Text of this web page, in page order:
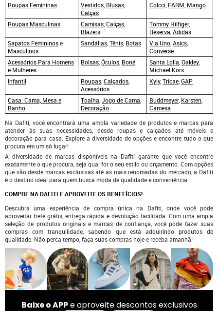
Roupas Femininas
Vestidos Blusas
Calças
Colcci FARM Mango
Roupas Masculinas Camisas Calças
Blazers
Tommy Hilfiger,
Reserva Adidas
Sapatos Femininose
Masculinos
Sandálias Tênis Botas Via Uno Asics
Converse
Acessórios Para Homens
e Mulheres
Bolsas Óculos Boné Santa Lolla Oakley,
Michael Kors
Infantil
Roupas Calçados
Acessórios
Kyly, Tricae GAP
Casa: Cama, Mesa e
Banho
Toalha Jogo de Cama
Decoração
Buddmeyer, Karsten
Camesa
Na Dafiti, você encontrará uma ampla variedade de produtos e marcas para
atender às suas necessidades, desde roupas e calçados até móveis e
decoração para casa. Explore a diversidade de opções e encontre tudo o que
procura em um só lugar!
A diversidade de marcas disponíveis na Dafiti garante que você encontre
exatamente o que procura, seja qual for o seu estilo ou orçamento. Com opções
que vão desde marcas exclusivas até as mais renomadas do mercado, a Dafiti
é o destino ideal para quem busca moda de qualidade e conveniência.
COMPRE NA DAFITI E APROVEITE OS BENEFÍCIOS!
Descubra uma experiência de compra única na Dafiti, onde você pode
aproveitar frete grátis, entrega rápida e devolução facilitada. Com uma ampla
seleção de produtos originais e marcas de confiança, você pode fazer suas
compras com tranquilidade, sabendo que está adquirindo produtos de
qualidade. Não perca tempo, faça suas compras hoje e receba amanhã!
Baixe o APPe aproveite descontos exclusivos